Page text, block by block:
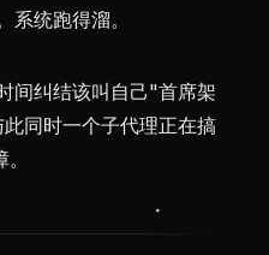
系统跑得溜。
间纠结该叫自己"首席架
同时一个子代理正在搞